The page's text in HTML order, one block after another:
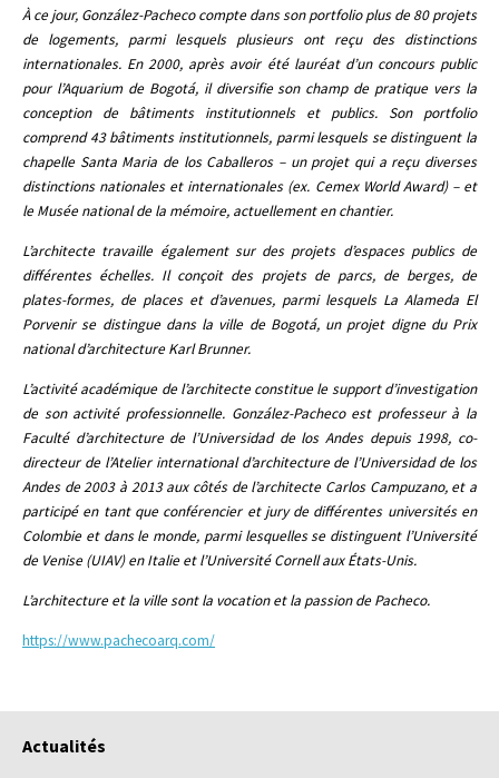
À ce jour, González-Pacheco compte dans son portfolio plus de 80 projets
de logements, parmi lesquels plusieurs ont reçu des distinctions
internationales. En 2000, après avoir été lauréat d’un concours public
pour l’Aquarium de Bogotá, il diversifie son champ de pratique vers la
conception de bâtiments institutionnels et publics. Son portfolio
comprend 43 bâtiments institutionnels, parmi lesquels se distinguent la
chapelle Santa Maria de los Caballeros – un projet qui a reçu diverses
distinctions nationales et internationales (ex. Cemex World Award) – et
le Musée national de la mémoire, actuellement en chantier.
L’architecte travaille également sur des projets d’espaces publics de
différentes échelles. Il conçoit des projets de parcs, de berges, de
plates-formes, de places et d’avenues, parmi lesquels La Alameda El
Porvenir se distingue dans la ville de Bogotá, un projet digne du Prix
national d’architecture Karl Brunner.
L’activité académique de l’architecte constitue le support d’investigation
de son activité professionnelle. González-Pacheco est professeur à la
Faculté d’architecture de l’Universidad de los Andes depuis 1998, co-
directeur de l’Atelier international d’architecture de l’Universidad de los
Andes de 2003 à 2013 aux côtés de l’architecte Carlos Campuzano, et a
participé en tant que conférencier et jury de différentes universités en
Colombie et dans le monde, parmi lesquelles se distinguent l’Université
de Venise (UIAV) en Italie et l’Université Cornell aux États-Unis.
L’architecture et la ville sont la vocation et la passion de Pacheco.
https://www.pachecoarq.com/
Actualités